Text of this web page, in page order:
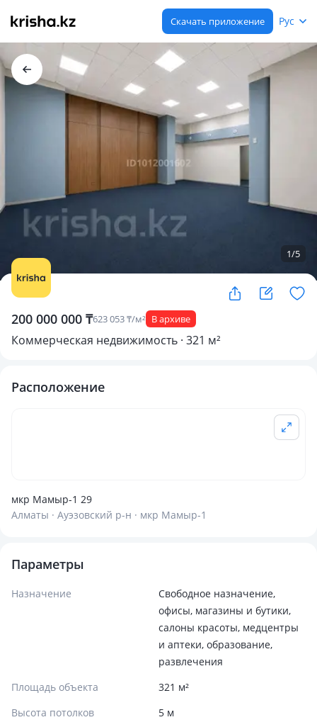
Скачать приложение Рус
1/5
200 000 000 ₸623 053 ₸/м² В архиве
Коммерческая недвижимость · 321 м²
Расположение
мкр Мамыр-1 29
Алматы · Ауэзовский р-н · мкр Мамыр-1
Параметры
Назначение
Свободное назначение,
офисы, магазины и бутики,
салоны красоты, медцентры
и аптеки, образование,
развлечения
Площадь объекта
321 м²
Высота потолков
5 м